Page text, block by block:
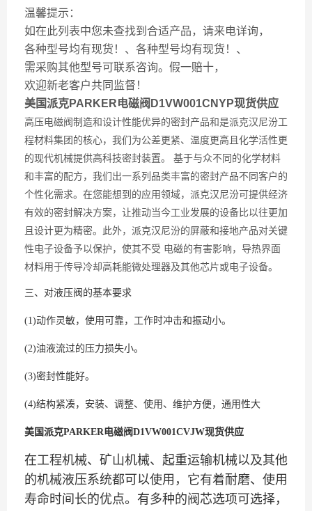
温馨提示：
如在此列表中您未查找到合适产品，请来电详询，
各种型号均有现货！、各种型号均有现货！、
需采购其他型号可联系咨询。假一赔十，
欢迎新老客户共同监督！
美国派克PARKER电磁阀D1VW001CNYP现货供应
高压电磁阀制造和设计性能优异的密封产品和是派克汉尼汾工
程材料集团的核心，我们为公差更紧、温度更高且化学活性更
的现代机械提供高科技密封装置。 基于与众不同的化学材料
和丰富的配方，我们出一系列品类丰富的密封产品不同客户的
个性化需求。在您能想到的应用领域，派克汉尼汾可提供经济
有效的密封解决方案，让推动当今工业发展的设备比以往更加
且设计更为精密。此外，派克汉尼汾的屏蔽和接地产品对关键
性电子设备予以保护，使其不受 电磁的有害影响，导热界面
材料用于传导冷却高耗能微处理器及其他芯片或电子设备。
三、对液压阀的基本要求
(1)动作灵敏，使用可靠，工作时冲击和振动小。
(2)油液流过的压力损失小。
(3)密封性能好。
(4)结构紧凑，安装、调整、使用、维护方便，通用性大
美国派克PARKER电磁阀D1VW001CVJW现货供应
在工程机械、矿山机械、起重运输机械以及其他
的机械液压系统都可以使用，它有着耐磨、使用
寿命时间长的优点。有多种的阀芯选项可选择，